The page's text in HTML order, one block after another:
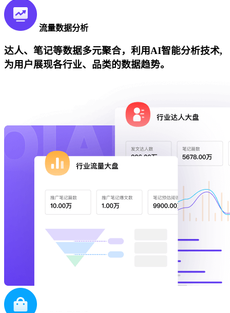
流量数据分析
达人、笔记等数据多元聚合，利用AI智能分析技术,
为用户展现各行业、品类的数据趋势。